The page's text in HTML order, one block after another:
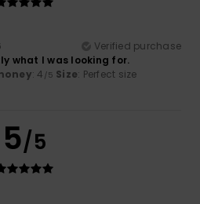
Verified purchase
what I was looking for.
: 4 /5 Size: Perfect size
5/5